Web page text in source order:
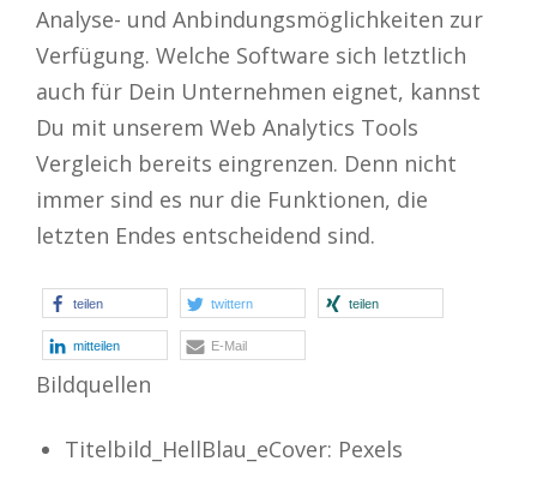
Analyse- und Anbindungsmöglichkeiten zur
Verfügung. Welche Software sich letztlich
auch für Dein Unternehmen eignet, kannst
Du mit unserem Web Analytics Tools
Vergleich bereits eingrenzen. Denn nicht
immer sind es nur die Funktionen, die
letzten Endes entscheidend sind.
teilen twittern teilen
mitteilen E-Mail
Bildquellen
Titelbild_HellBlau_eCover: Pexels